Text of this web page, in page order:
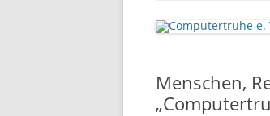
Menschen,